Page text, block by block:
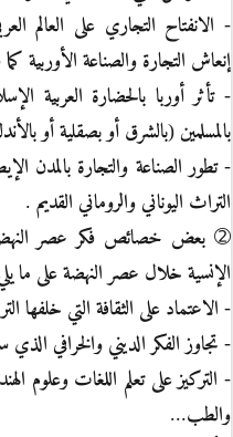
إنعاش التجارة والصناعة الأوربية
- تأثر أوربا بالحضارة العربية
بالمسلمين (بالشرق أو بصقلية أو
- تطور الصناعة والتجارة بالمدن
التراث اليوناني والروماني القديم .
➁ بعض خصائص فكر عصر النهضة
الإنسية خلال عصر النهضة على ما
- الاعتماد على الثقافة التي خلفها
- تجاوز الفكر الديني والخرافي
- التركيز على تعلم اللغات وعلوم
والطب...